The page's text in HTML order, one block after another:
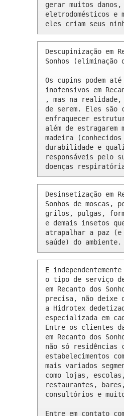
gerar muitos danos,
eletrodomésticos e
eles criam seus
Descupinização em
Sonhos (eliminação
Os cupins podem
inofensivos em
, mas na realidade,
de serem. Eles são
enfraquecer
além de estragarem
madeira
durabilidade e
responsáveis pelo
doenças
Desinsetização em
Sonhos de moscas,
grilos, pulgas,
e demais insetos
atrapalhar a paz
saúde) do ambiente.
E
o tipo de serviço
em Recanto dos
precisa, não deixe
a Hidrotex
especializada em
Entre os clientes
em Recanto dos
não só residências
estabelecimentos
mais variados
como lojas,
restaurantes,
consultórios e
Entre em contato